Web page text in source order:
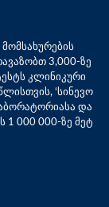
3,000-ზე
კლინიკური
‘სინევო
და
1 000 000-ზე მეტ